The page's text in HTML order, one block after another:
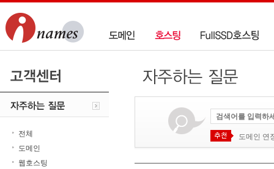
전체
도메인
웹호스팅
도메인 연